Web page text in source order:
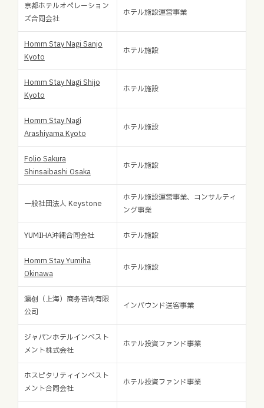
お問い合わせ
免責事項サイトマップ勧誘方針 IRポリシー
京都ホテルオペレーション
ズ合同会社
ホテル施設運営事業
Homm Stay Nagi Sanjo
Kyoto
ホテル施設
Homm Stay Nagi Shijo
Kyoto
ホテル施設
Homm Stay Nagi
Arashiyama Kyoto
ホテル施設
Folio Sakura
Shinsaibashi Osaka
ホテル施設
一般社団法人 Keystone
ホテル施設運営事業、コンサルティ
ング事業
YUMIHA沖縄合同会社 ホテル施設
Homm Stay Yumiha
Okinawa
ホテル施設
瀛创（上海）商务咨询有限
公司
インバウンド送客事業
ジャパンホテルインベスト
メント株式会社
ホテル投資ファンド事業
ホスピタリティインベスト
メント合同会社
ホテル投資ファンド事業